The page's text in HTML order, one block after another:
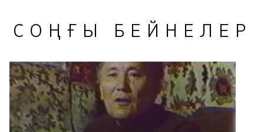
СОҢҒЫ БЕЙНЕЛЕР